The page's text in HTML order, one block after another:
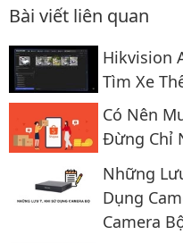
Bài viết liên quan
Hikvision
Tìm Xe
Có Nên
Đừng Chỉ
Những
Dụng
Camera